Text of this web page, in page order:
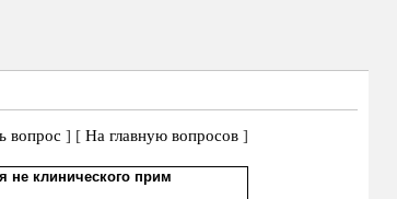
вопрос ] [ На главную вопросов]
не клинического прим